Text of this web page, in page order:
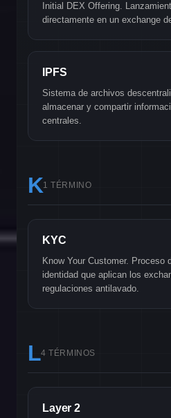
Initial DEX Offering.
directamente en un exchange
IPFS
Sistema de archivos
almacenar y compartir
centrales.
K1 TÉRMINO
KYC
Know Your Customer. Proceso
identidad que aplican los
regulaciones antilavado.
L4 TÉRMINOS
Layer 2